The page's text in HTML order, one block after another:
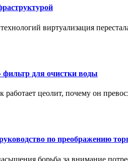
виртуализация
для очистки воды
работает цеолит, почему он
по преображению
борьба за внимание